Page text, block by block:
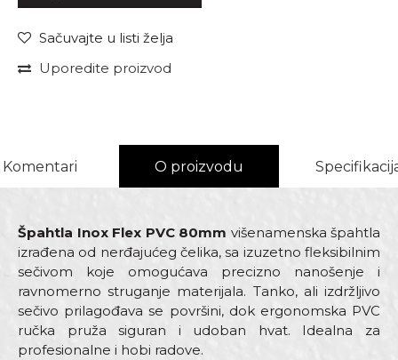
Sačuvajte u listi želja
Uporedite proizvod
Komentari O proizvodu
Špahtla Inox Flex PVC 80mm višenamenska špahtla
izrađena od nerđajućeg čelika, sa izuzetno fleksibilnim
sečivom koje omogućava precizno nanošenje i
ravnomerno struganje materijala. Tanko, ali izdržljivo
sečivo prilagođava se površini, dok ergonomska PVC
ručka pruža siguran i udoban hvat. Idealna za
profesionalne i hobi radove.